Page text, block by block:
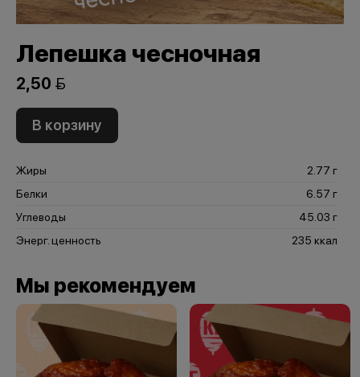
Лепешка чесночная
2,50 
В корзину
Жиры
2.77 г
Белки
6.57 г
Углеводы
45.03 г
Энерг. ценность
235 ккал
Мы рекомендуем